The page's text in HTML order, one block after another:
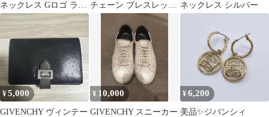
ネックレス Gロゴ ライ
ンストーン ゴールド
チェーン ブレスレット ネックレス シルバー
¥5,000
GIVENCHY ヴィンテー
¥ 10,000
GIVENCHY スニーカー
¥6,200
美品✨ジバンシィ